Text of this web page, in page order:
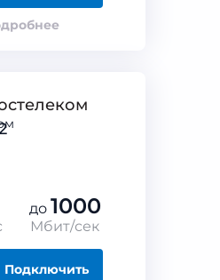
до 1000
Мбит/сек
Подключить